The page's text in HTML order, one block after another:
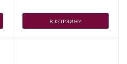
В КОРЗИНУ